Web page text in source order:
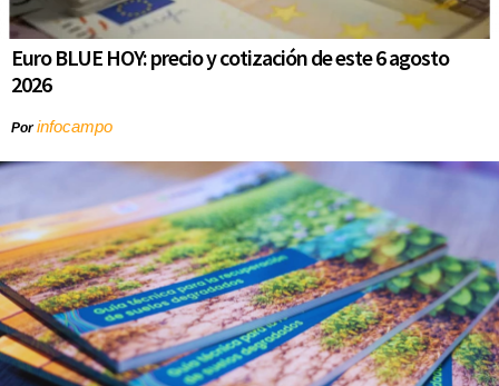
Euro BLUE HOY: precio y cotización de este 6 agosto
2026
Porinfocampo